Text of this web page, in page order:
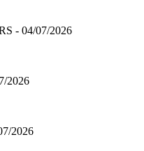
- 04/07/2026
2026
2026